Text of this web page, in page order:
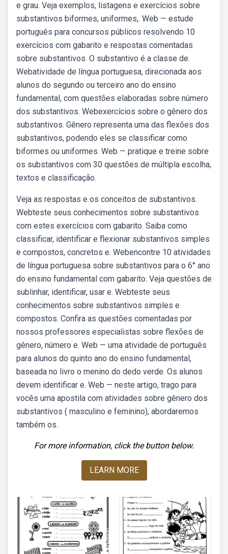
e grau. Veja exemplos, listagens e exercícios sobre
substantivos biformes, uniformes,. Web — estude
português para concursos públicos resolvendo 10
exercícios com gabarito e respostas comentadas
sobre substantivos. O substantivo é a classe de.
Webatividade de língua portuguesa, direcionada aos
alunos do segundo ou terceiro ano do ensino
fundamental, com questões elaboradas sobre número
dos substantivos. Webexercícios sobre o gênero dos
substantivos. Gênero representa uma das flexões dos
substantivos, podendo eles se classificar como
biformes ou uniformes. Web — pratique e treine sobre
os substantivos com 30 questões de múltipla escolha,
textos e classificação.
Veja as respostas e os conceitos de substantivos.
Webteste seus conhecimentos sobre substantivos
com estes exercícios com gabarito. Saiba como
classificar, identificar e flexionar substantivos simples
e compostos, concretos e. Webencontre 10 atividades
de língua portuguesa sobre substantivos para o 6° ano
do ensino fundamental com gabarito. Veja questões de
sublinhar, identificar, usar e. Webteste seus
conhecimentos sobre substantivos simples e
compostos. Confira as questões comentadas por
nossos professores especialistas sobre flexões de
gênero, número e. Web — uma atividade de português
para alunos do quinto ano do ensino fundamental,
baseada no livro o menino do dedo verde. Os alunos
devem identificar e. Web — neste artigo, trago para
vocês uma apostila com atividades sobre gênero dos
substantivos ( masculino e feminino), abordaremos
também os.
For more information, click the button below.
LEARN MORE